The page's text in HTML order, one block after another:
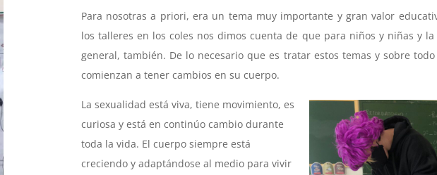
Para nosotras a priori, era un tema muy importante y gran valor
los talleres en los coles nos dimos cuenta de que para niños y niñas y
general, también. De lo necesario que es tratar estos temas y sobre
comienzan a tener cambios en su cuerpo.
La sexualidad está viva, tiene movimiento, es
curiosa y está en continúo cambio durante
toda la vida. El cuerpo siempre está
creciendo y adaptándose al medio para vivir